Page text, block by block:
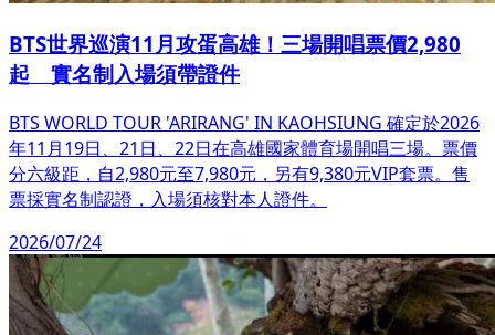
BTS世界巡演11月攻蛋高雄！三場開唱票價2,980
起 實名制入場須帶證件
BTS WORLD TOUR 'ARIRANG' IN KAOHSIUNG 確定於2026
年11月19日、21日、22日在高雄國家體育場開唱三場。票價
分六級距，自2,980元至7,980元，另有9,380元VIP套票。售
票採實名制認證，入場須核對本人證件。
2026/07/24